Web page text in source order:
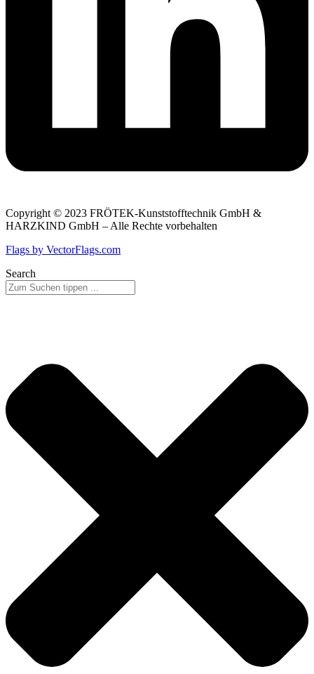
Copyright © 2023 FRÖTEK-Kunststofftechnik GmbH &
HARZKIND GmbH – Alle Rechte vorbehalten
Flags by VectorFlags.com
Search